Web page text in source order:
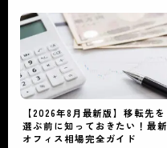
【2026年8月最新版】移転先を
選ぶ前に知っておきたい！最新
オフィス相場完全ガイド